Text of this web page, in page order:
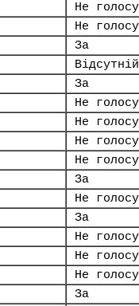
Не
Не
За
Відсутній
За
Не
Не
Не
Не
За
Не
За
Не
Не
Не
За